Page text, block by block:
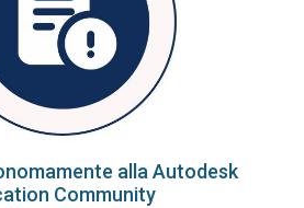
alla Autodesk
Community